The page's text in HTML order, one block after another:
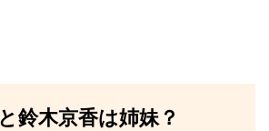
鈴木京香は姉妹？